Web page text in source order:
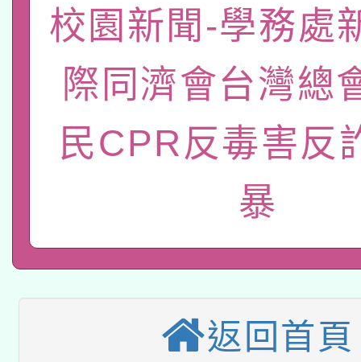
「數位內容與教學軟體
pilot」
薪期間赴陸應申請許可
轉知經濟部水利署委託
業技術研究院辦理「
用水績優單位及節水達
115年8月22日(星期六
桃園市孔廟祈福系列
2026年桃園地景藝術
本校115學年度第2次
招甄選結果公告(無人
招)
適應運動共學行動站研
本館辦理115年度閱讀
暨閱讀推動專業研習
科技賦能─人工智慧
校園新聞-學務處
際同濟會台灣總
民CPR反毒害反
暴
返回首頁